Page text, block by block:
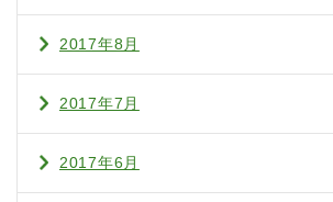
2017年8月
2017年7月
2017年6月